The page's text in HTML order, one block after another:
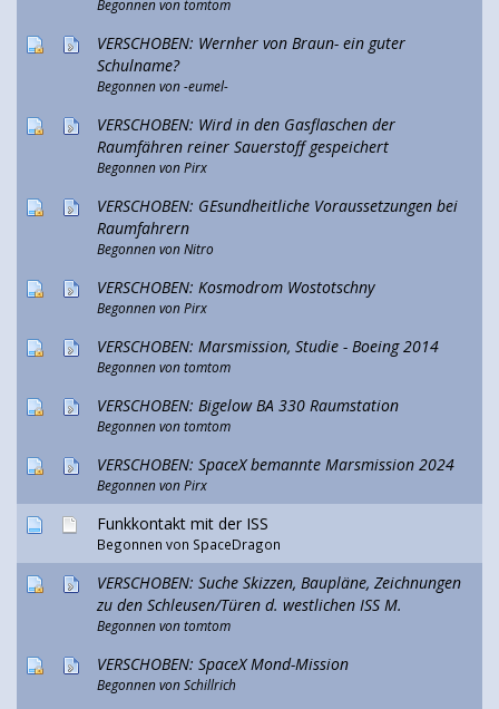
Begonnen vontomtom
VERSCHOBEN: Wernher von Braun- ein guter
Schulname?
Begonnen von-eumel-
VERSCHOBEN: Wird in den Gasflaschen der
Raumfähren reiner Sauerstoff gespeichert
Begonnen von Pirx
VERSCHOBEN: GEsundheitliche Voraussetzungen bei
Raumfahrern
Begonnen vonNitro
VERSCHOBEN: Kosmodrom Wostotschny
Begonnen von Pirx
VERSCHOBEN: Marsmission, Studie - Boeing 2014
Begonnen vontomtom
VERSCHOBEN: Bigelow BA 330 Raumstation
Begonnen vontomtom
VERSCHOBEN: SpaceX bemannte Marsmission 2024
Begonnen von Pirx
Funkkontakt mit der ISS
Begonnen von SpaceDragon
VERSCHOBEN: Suche Skizzen, Baupläne, Zeichnungen
zu den Schleusen/Türen d. westlichen ISS M.
Begonnen vontomtom
VERSCHOBEN: SpaceX Mond-Mission
Begonnen vonSchillrich